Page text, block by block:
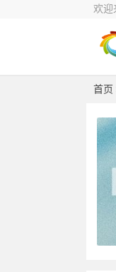
欢迎
首页